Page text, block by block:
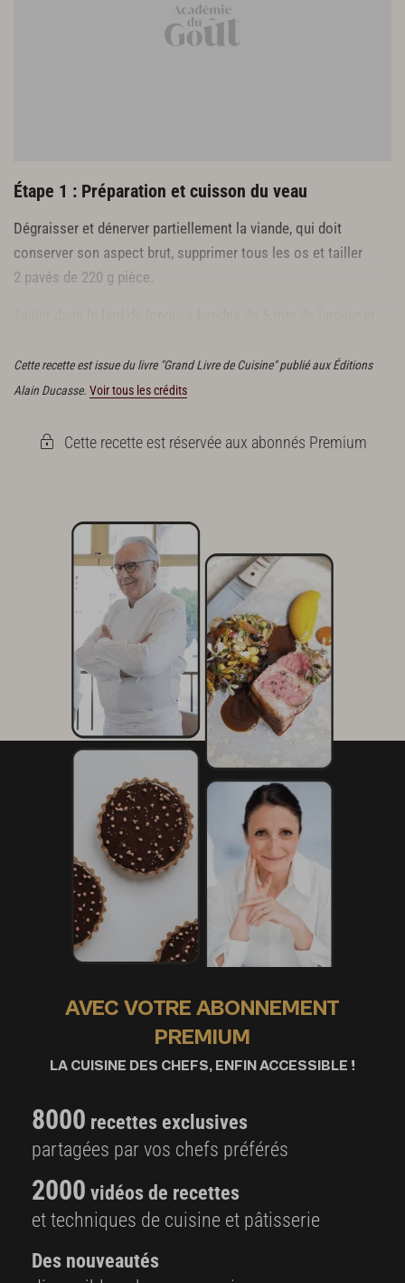
Étape 1 : Préparation et cuisson du veau
Dégraisser et dénerver partiellement la viande, qui doit
conserver son aspect brut, supprimer tous les os et tailler
2 pavés de 220 g pièce.
Cette recette est issue du livre "Grand Livre de Cuisine" publié aux Éditions
Alain Ducasse. Voir tous les crédits
Cette recette est réservée aux abonnés Premium
AVEC VOTRE ABONNEMENT
PREMIUM
LA CUISINE DES CHEFS, ENFIN ACCESSIBLE !
8000 recettes exclusives
partagées par vos chefs préférés
2000 vidéos de recettes
et techniques de cuisine et pâtisserie
Des nouveautés